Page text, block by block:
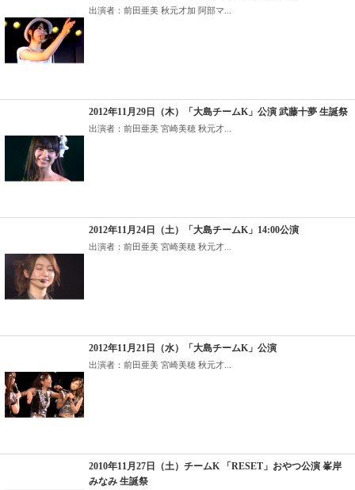
出演者：前田亜美 秋元才加 阿部マ...
2012年11月29日（木）「大島チームK」公演 武藤十夢 生誕祭
出演者：前田亜美 宮崎美穂 秋元才...
2012年11月24日（土）「大島チームK」14:00公演
出演者：前田亜美 宮崎美穂 秋元才...
2012年11月21日（水）「大島チームK」公演
出演者：前田亜美 宮崎美穂 秋元才...
2010年11月27日（土）チームK 「RESET」おやつ公演 峯岸
みなみ 生誕祭